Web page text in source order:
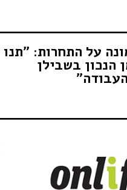
על התחרות: "תנו
הנכון בשבילן